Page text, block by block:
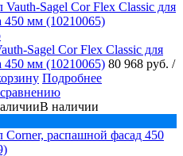
Sagel Cor Flex Classic для
450 мм (10210065) 80 968 руб. /
Подробнее
В наличии